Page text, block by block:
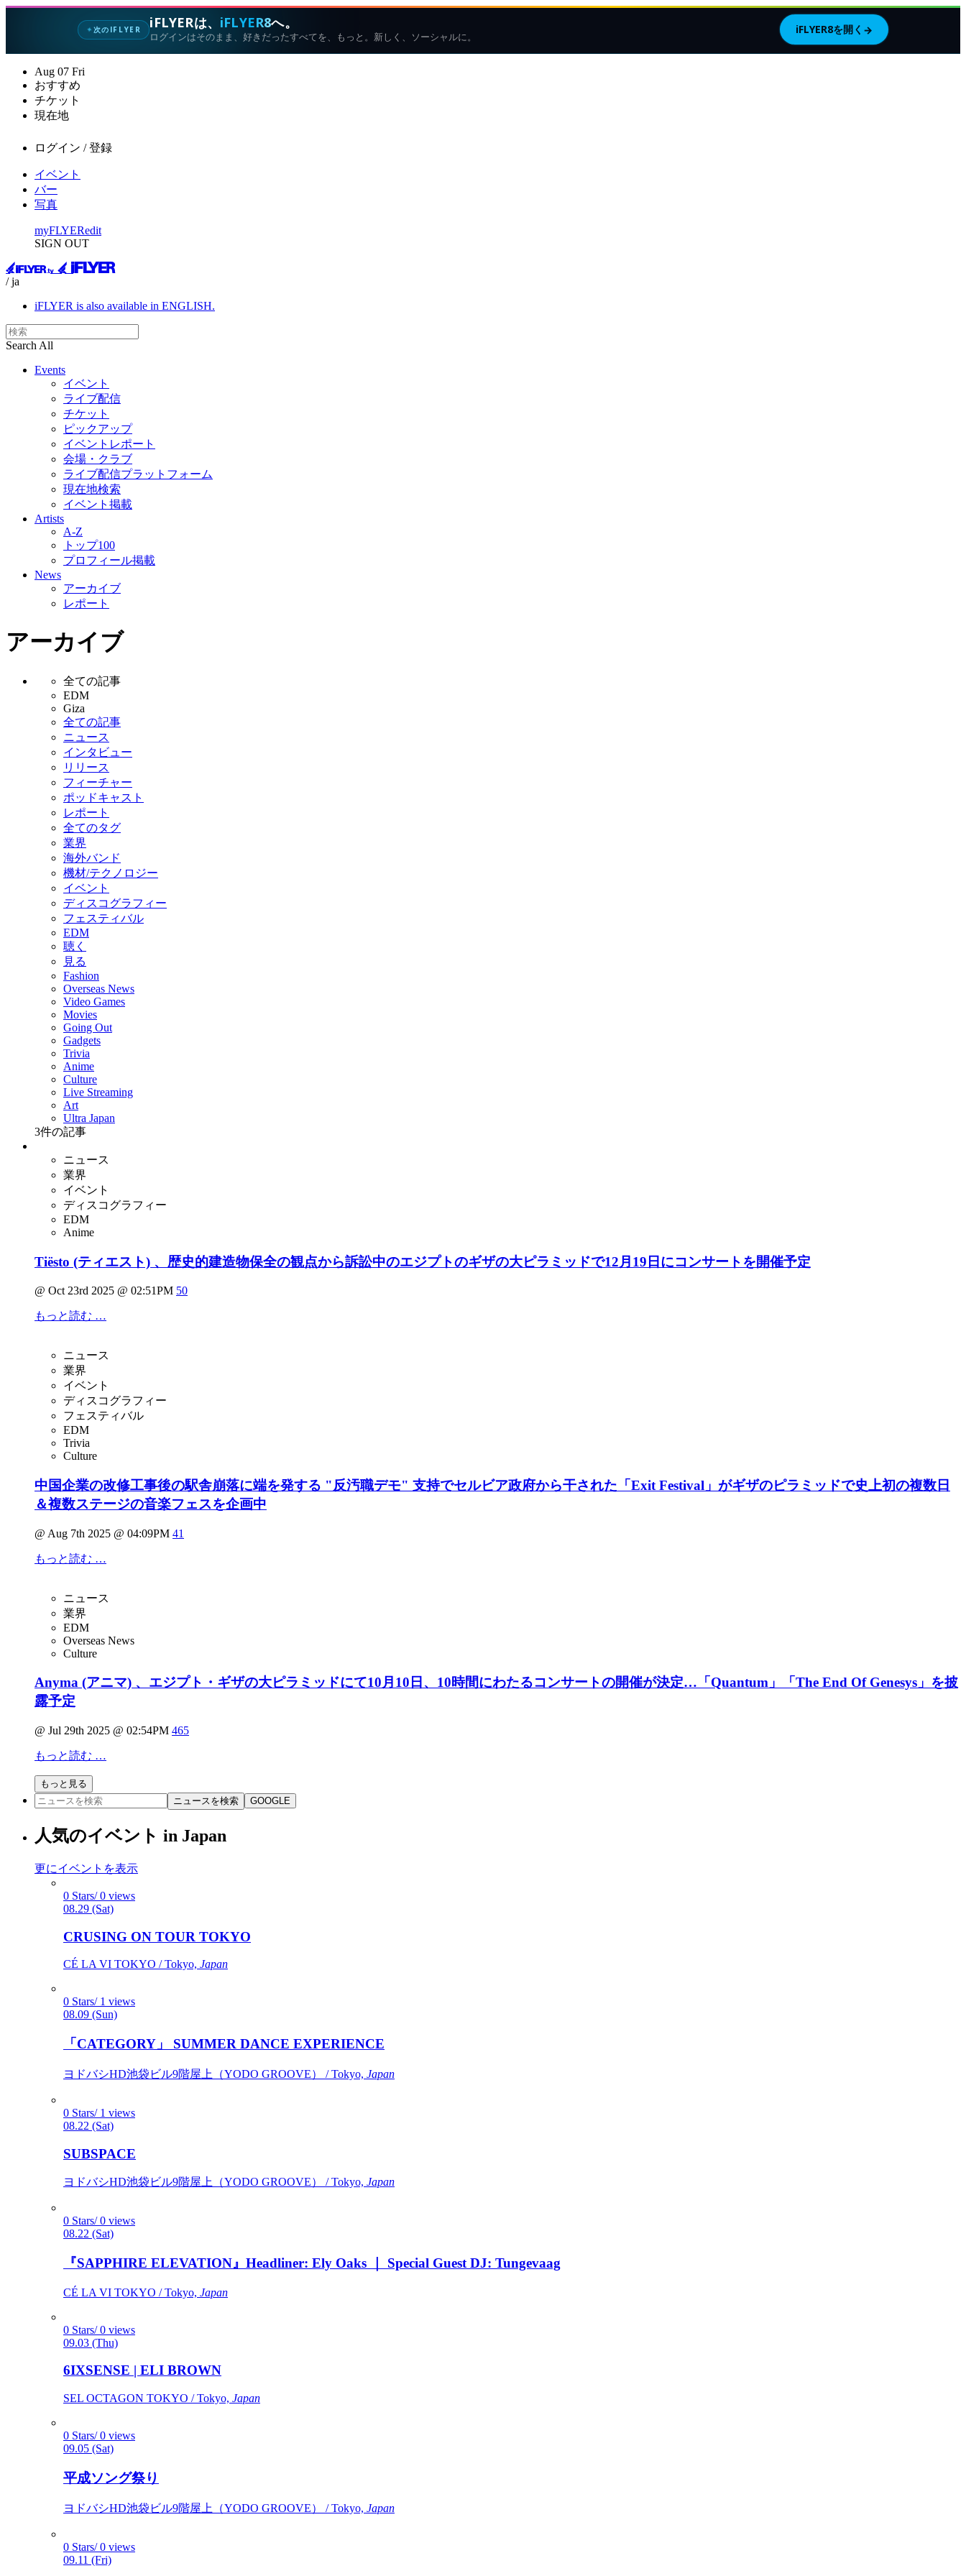
✦次のIFLYER iFLYERは、 iFLYER8へ。
ログインはそのまま、好きだったすべてを、もっと。新しく、ソーシャルに。
iFLYER8を開く →
Aug 07 Fri
おすすめ
チケット
現在地
ログイン / 登録
イベント
バー
写真
myFLYERedit
SIGN OUT
/ ja
iFLYER is also available in ENGLISH.
Search All
Events
イベント
ライブ配信
チケット
ピックアップ
イベントレポート
会場・クラブ
ライブ配信プラットフォーム
現在地検索
イベント掲載
Artists
A-Z
トップ100
プロフィール掲載
News
アーカイブ
レポート
アーカイブ
全ての記事
EDM
Giza
全ての記事
ニュース
インタビュー
リリース
フィーチャー
ポッドキャスト
レポート
全てのタグ
業界
海外バンド
機材/テクノロジー
イベント
ディスコグラフィー
フェスティバル
EDM
聴く
見る
Fashion
Overseas News
Video Games
Movies
Going Out
Gadgets
Trivia
Anime
Culture
Live Streaming
Art
Ultra Japan
3件の記事
ニュース
業界
イベント
ディスコグラフィー
EDM
Anime
Tiësto (ティエスト) 、歴史的建造物保全の観点から訴訟中のエジプトのギザの大ピラミッドで12月19日にコンサートを開催予定
@ Oct 23rd 2025 @ 02:51PM 50
もっと読む …
ニュース
業界
イベント
ディスコグラフィー
フェスティバル
EDM
Trivia
Culture
中国企業の改修工事後の駅舎崩落に端を発する "反汚職デモ" 支持でセルビア政府から干された「Exit Festival」がギザのピラミッドで史上初の複数日
＆複数ステージの音楽フェスを企画中
@ Aug 7th 2025 @ 04:09PM 41
もっと読む …
ニュース
業界
EDM
Overseas News
Culture
Anyma (アニマ) 、エジプト・ギザの大ピラミッドにて10月10日、10時間にわたるコンサートの開催が決定…「Quantum」「The End Of Genesys」を披
露予定
@ Jul 29th 2025 @ 02:54PM 465
もっと読む …
もっと見る
ニュースを検索
GOOGLE
人気のイベント in Japan
更にイベントを表示
0 Stars/ 0 views
08.29 (Sat)
CRUSING ON TOUR TOKYO
CÉ LA VI TOKYO / Tokyo, Japan
0 Stars/ 1 views
08.09 (Sun)
「CATEGORY」 SUMMER DANCE EXPERIENCE
ヨドバシHD池袋ビル9階屋上（YODO GROOVE） / Tokyo, Japan
0 Stars/ 1 views
08.22 (Sat)
SUBSPACE
ヨドバシHD池袋ビル9階屋上（YODO GROOVE） / Tokyo, Japan
0 Stars/ 0 views
08.22 (Sat)
『SAPPHIRE ELEVATION』Headliner: Ely Oaks ｜ Special Guest DJ: Tungevaag
CÉ LA VI TOKYO / Tokyo, Japan
0 Stars/ 0 views
09.03 (Thu)
6IXSENSE | ELI BROWN
SEL OCTAGON TOKYO / Tokyo, Japan
0 Stars/ 0 views
09.05 (Sat)
平成ソング祭り
ヨドバシHD池袋ビル9階屋上（YODO GROOVE） / Tokyo, Japan
0 Stars/ 0 views
09.11 (Fri)